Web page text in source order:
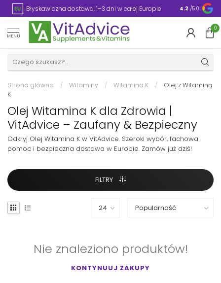
Błyskawiczna dostawa, 1–3 dni w całej Europie 4.2 /5.0
MENU
0
Strona główna / Witaminy / Witamina K /
Olej z Witaminą
K
Olej Witamina K dla Zdrowia |
VitAdvice – Zaufany & Bezpieczny
Odkryj Olej Witamina K w VitAdvice. Szeroki wybór, fachowa
pomoc i bezpieczna dostawa w Europie. Zamów już dziś!
FILTRY
Nie znaleziono produktów!
KONTYNUUJ ZAKUPY